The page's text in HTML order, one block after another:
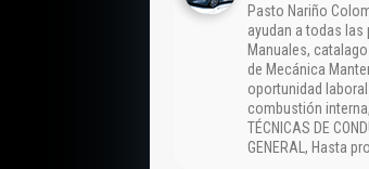
Pasto Nariño
ayudan a todas
Manuales,
de Mecánica
oportunidad
combustión interna,
TÉCNICAS DE
GENERAL, Hasta